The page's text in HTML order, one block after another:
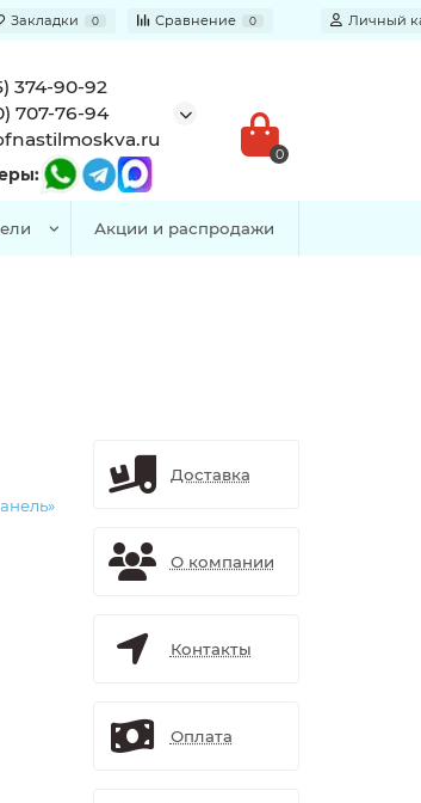
Закладки 0 Сравнение 0 Личный
374-90-92
707-76-94
0
Акции и распродажи
Доставка
О компании
Контакты
Оплата